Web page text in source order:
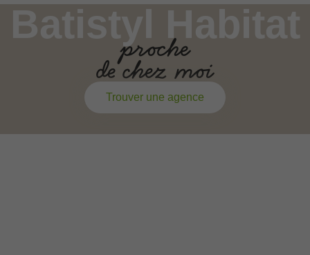
Batistyl Habitat
proche
de chez moi
Trouver une agence